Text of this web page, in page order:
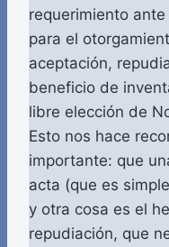
requerimiento
para el
aceptación,
beneficio de
libre elección de
Esto nos hace
importante: que
acta (que es
y otra cosa es el
repudiación, que